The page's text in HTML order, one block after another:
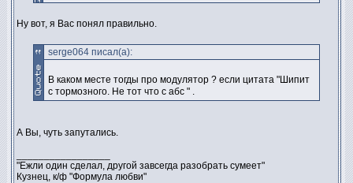
Ну вот, я Вас понял правильно.
serge064 писал(а):
В каком месте тогды про модулятор ? если цитата "Шипит
с тормозного. Не тот что с абс " .
А Вы, чуть запутались.
"Ежли один сделал, другой завсегда разобрать сумеет"
Кузнец, к/ф "Формула любви"